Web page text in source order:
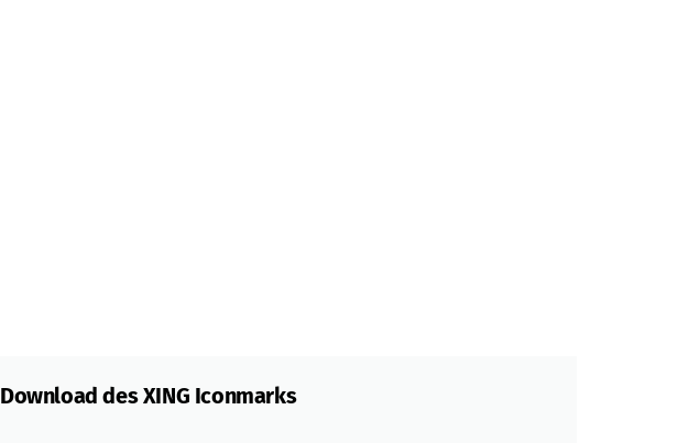
Download des XING Iconmarks